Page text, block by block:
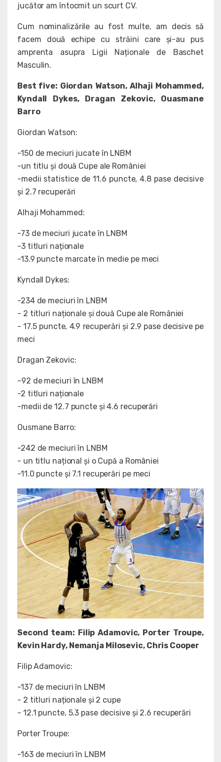
jucător am întocmit un scurt CV.
Cum nominalizările au fost multe, am decis să
facem două echipe cu străini care și-au pus
amprenta asupra Ligii Naționale de Baschet
Masculin.
Best five: Giordan Watson, Alhaji Mohammed,
Kyndall Dykes, Dragan Zekovic, Ouasmane
Barro
Giordan Watson:
-150 de meciuri jucate în LNBM
-un titlu și două Cupe ale României
-medii statistice de 11.6 puncte, 4.8 pase decisive
și 2.7 recuperări
Alhaji Mohammed:
-73 de meciuri jucate în LNBM
-3 titluri naționale
-13.9 puncte marcate în medie pe meci
Kyndall Dykes:
-234 de meciuri în LNBM
- 2 titluri naționale și două Cupe ale României
- 17.5 puncte, 4.9 recuperări și 2.9 pase decisive pe
meci
Dragan Zekovic:
-92 de meciuri în LNBM
-2 titluri naționale
-medii de 12.7 puncte și 4.6 recuperări
Ousmane Barro:
-242 de meciuri în LNBM
- un titlu național și o Cupă a României
-11.0 puncte și 7.1 recuperări pe meci
Second team: Filip Adamovic, Porter Troupe,
Kevin Hardy, Nemanja Milosevic, Chris Cooper
Filip Adamovic:
-137 de meciuri în LNBM
- 2 titluri naționale și 2 cupe
- 12.1 puncte, 5.3 pase decisive și 2.6 recuperări
Porter Troupe:
-163 de meciuri în LNBM